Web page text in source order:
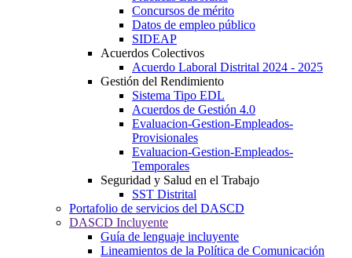
Concursos de mérito
Datos de empleo público
SIDEAP
Acuerdos Colectivos
Acuerdo Laboral Distrital 2024 - 2025
Gestión del Rendimiento
Sistema Tipo EDL
Acuerdos de Gestión 4.0
Evaluacion-Gestion-Empleados-
Provisionales
Evaluacion-Gestion-Empleados-
Temporales
Seguridad y Salud en el Trabajo
SST Distrital
Portafolio de servicios del DASCD
DASCD Incluyente
Guía de lenguaje incluyente
Lineamientos de la Política de Comunicación